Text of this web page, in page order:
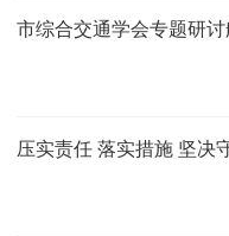
市综合交通学会专题研
压实责任 落实措施 坚决